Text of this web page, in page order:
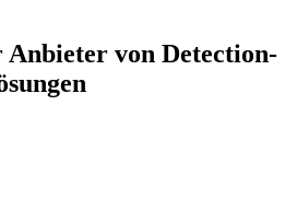
von Detection-